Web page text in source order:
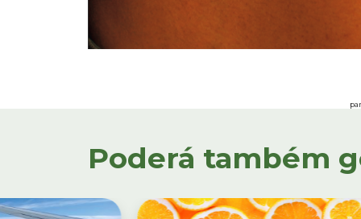
Poderá também